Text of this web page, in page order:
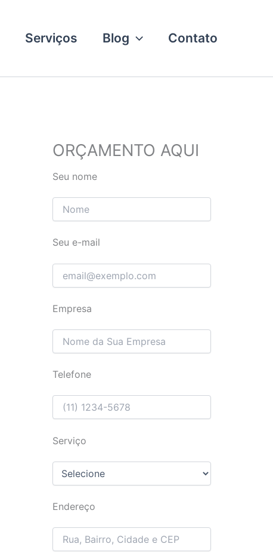
Serviços Blog Contato
ORÇAMENTO AQUI
Seu nome
Seu e-mail
Empresa
Telefone
Serviço
Endereço